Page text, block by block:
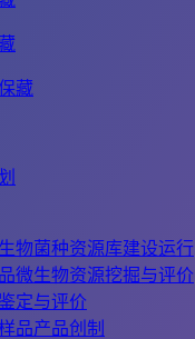
藏
物菌种资源库建设运行
微生物资源挖掘与评价
定与评价
品产品创制